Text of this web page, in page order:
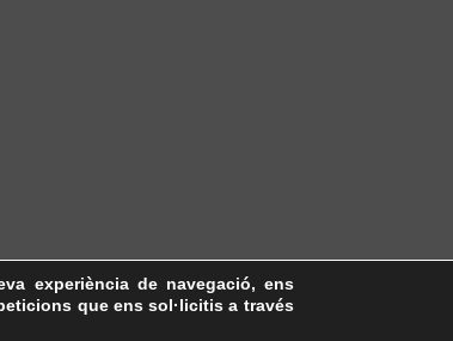
experiència de navegació, ens
que ens sol·licitis a través